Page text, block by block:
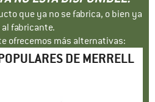
que ya no se fabrica, o bien ya
fabricante.
ofrecemos más alternativas:
DE MERRELL